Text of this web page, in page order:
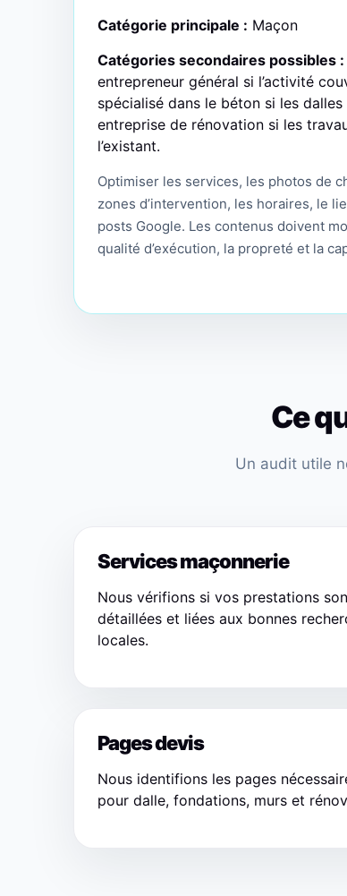
Catégorie principale : Maçon
Catégories secondaires possibles :
entrepreneur général si l’activité
spécialisé dans le béton si les
entreprise de rénovation si les
l’existant.
Optimiser les services, les photos de
zones d’intervention, les horaires, le
posts Google. Les contenus doivent
qualité d’exécution, la propreté et la
Ce
Un audit utile
Services maçonnerie
Nous vérifions si vos prestations
détaillées et liées aux bonnes
locales.
Pages devis
Nous identifions les pages
pour dalle, fondations, murs et